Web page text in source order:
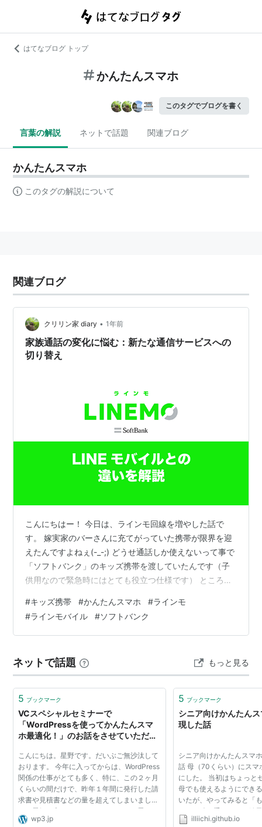
はてなブログ トップ
かんたんスマホ
このタグでブログを書く
言葉の解説 ネットで話題 関連ブログ
かんたんスマホ
このタグの解説について
関連ブログ
クリリン家 diary • 1年前
家族通話の変化に悩む：新たな通信サービスへの
切り替え
こんにちはー！ 今日は、ラインモ回線を増やした話で
す。 嫁実家のバーさんに充てがっていた携帯が限界を迎
えたんですよねぇ(-_-;) どうせ通話しか使えないって事で
「ソフトバンク」のキッズ携帯を渡していたんです（子
供用なので緊急時にはとても役立つ仕様です） ところが
えました。 ソフトバンクなのに通話料が無料で月額使用
料も500円位、とても有難かったんですがキッズ携帯を
更新するのは無理そうなんです(´・ω・｀) 仕方がないの
に楽天のシムを刺したのですが繋がらないんですよ。 こ
んな事は初めてではぁ？っ…
#キッズ携帯 #かんたんスマホ #ラインモ
#ラインモバイル #ソフトバンク
ネットで話題 もっと見る
5 ブックマーク
VCスペシャルセミナーで
「WordPressを使ってかんたんスマ
ホ最適化！」のお話をさせていただき
こんにちは。星野です。だいぶご無沙汰して
おります。 今年に入ってからは、WordPress
関係の仕事がとても多く、特に、この２ヶ月
くらいの間だけで、昨年１年間に発行した請
求書や見積書などの量を超えてしまいまし
た。景気も良くなりつつあるのかなと思いま
した。 さて、その間に、執筆させていただい
wp3.jp
5 ブックマーク
シニア向けかんたん
現した話
シニア向けかんたんスマ
話 母（70くらい）にスマ
にした。 当初はちょっと
母でも使えるようにでき
いたが、やってみると「
い」が積み重なって、結
知見の共有ために記録を
illiichi.github.io